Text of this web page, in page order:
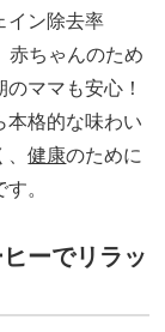
イン除去率
赤ちゃんのため
ママも安心！
本格的な味わい
、健康のために
。
ーでリラッ